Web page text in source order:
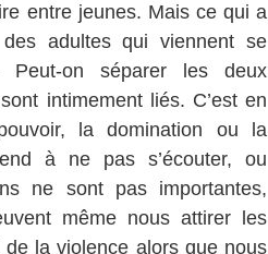
entre jeunes. Mais ce qui a
adultes qui viennent se
on séparer les deux
intimement liés. C’est en
la domination ou la
à ne pas s’écouter, ou
ne sont pas importantes,
même nous attirer les
la violence alors que nous